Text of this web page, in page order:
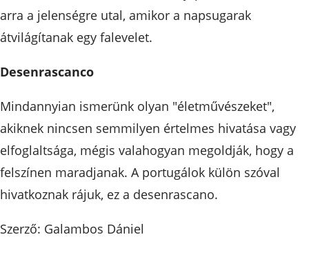
arra a jelenségre utal, amikor a napsugarak
átvilágítanak egy falevelet.
Desenrascanco
Mindannyian ismerünk olyan "életművészeket",
akiknek nincsen semmilyen értelmes hivatása vagy
elfoglaltsága, mégis valahogyan megoldják, hogy a
felszínen maradjanak. A portugálok külön szóval
hivatkoznak rájuk, ez a desenrascano.
Szerző: Galambos Dániel